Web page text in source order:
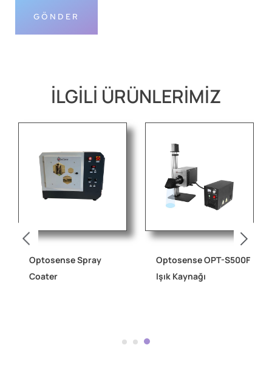
İLGİLİ ÜRÜNLERİMİZ
Optosense Spray
Coater
Optosense OPT-S500F
Işık Kaynağı